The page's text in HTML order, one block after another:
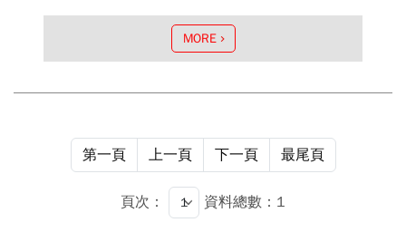
MORE
第一頁 上一頁 下一頁 最尾頁
頁次： 資料總數：1